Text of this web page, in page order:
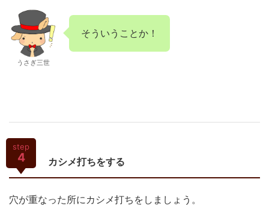
うさぎ三世
そういうことか！
step
4 カシメ打ちをする
穴が重なった所にカシメ打ちをしましょう。